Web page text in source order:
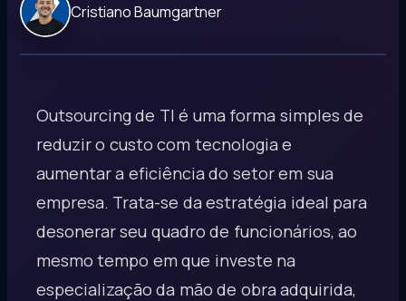
Cristiano Baumgartner
Outsourcing de TI é uma forma simples de
reduzir o custo com tecnologia e
aumentar a eficiência do setor em sua
empresa. Trata-se da estratégia ideal para
desonerar seu quadro de funcionários, ao
mesmo tempo em que investe na
especialização da mão de obra adquirida,